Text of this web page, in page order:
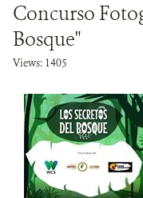
Concurso
Bosque"
Views: 1405